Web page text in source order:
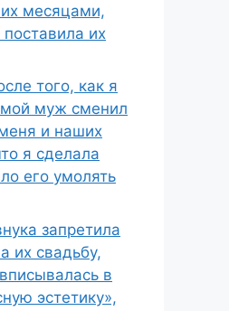
месяцами,
их
того, как я
муж сменил
и наших
я сделала
его умолять
запретила
их свадьбу,
в
эстетику»,